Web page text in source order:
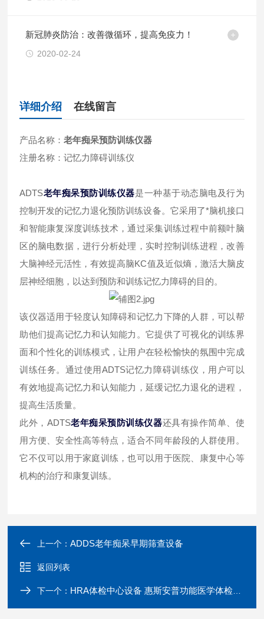
新冠肺炎防治：改善微循环，提高免疫力！
2020-02-24
详细介绍 在线留言
产品名称：老年痴呆预防训练仪器
注册名称：记忆力障碍训练仪
ADTS老年痴呆预防训练仪器是一种基于动态脑电及行为
控制开发的记忆力退化预防训练设备。它采用了*脑机接口
和智能康复深度训练技术，通过采集训练过程中前额叶脑
区的脑电数据，进行分析处理，实时控制训练进程，改善
大脑神经元活性，有效提高脑KC值及近似熵，激活大脑皮
层神经细胞，以达到预防和训练记忆力障碍的目的。
该仪器适用于轻度认知障碍和记忆力下降的人群，可以帮
助他们提高记忆力和认知能力。它提供了可视化的训练界
面和个性化的训练模式，让用户在轻松愉快的氛围中完成
训练任务。通过使用ADTS记忆力障碍训练仪，用户可以
有效地提高记忆力和认知能力，延缓记忆力退化的进程，
提高生活质量。
此外，ADTS老年痴呆预防训练仪器还具有操作简单、使
用方便、安全性高等特点，适合不同年龄段的人群使用。
它不仅可以用于家庭训练，也可以用于医院、康复中心等
机构的治疗和康复训练。
上一个：ADDS老年痴呆早期筛查设备
返回列表
下一个： HRA体检中心设备 惠斯安普功能医学体检仪器